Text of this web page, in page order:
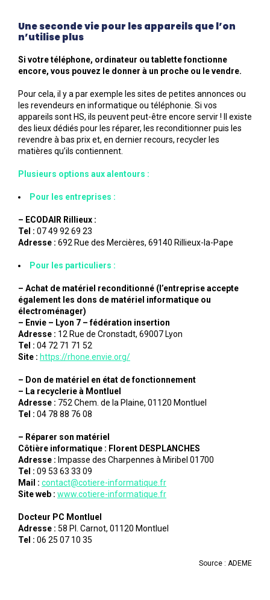
Une seconde vie pour les appareils que l’on
n’utilise plus
Si votre téléphone, ordinateur ou tablette fonctionne
encore, vous pouvez le donner à un proche ou le vendre.
Pour cela, il y a par exemple les sites de petites annonces ou
les revendeurs en informatique ou téléphonie. Si vos
appareils sont HS, ils peuvent peut-être encore servir ! Il existe
des lieux dédiés pour les réparer, les reconditionner puis les
revendre à bas prix et, en dernier recours, recycler les
matières qu’ils contiennent.
Plusieurs options aux alentours :
Pour les entreprises :
– ECODAIR Rillieux :
Tel : 07 49 92 69 23
Adresse : 692 Rue des Mercières, 69140 Rillieux-la-Pape
Pour les particuliers :
– Achat de matériel reconditionné (l’entreprise accepte
également les dons de matériel informatique ou
électroménager)
– Envie – Lyon 7 – fédération insertion
Adresse : 12 Rue de Cronstadt, 69007 Lyon
Tel : 04 72 71 71 52
Site : https://rhone.envie.org/
– Don de matériel en état de fonctionnement
– La recyclerie à Montluel
Adresse : 752 Chem. de la Plaine, 01120 Montluel
Tel : 04 78 88 76 08
– Réparer son matériel
Côtière informatique : Florent DESPLANCHES
Adresse : Impasse des Charpennes à Miribel 01700
Tel : 09 53 63 33 09
Mail : contact@cotiere-informatique.fr
Site web : www.cotiere-informatique.fr
Docteur PC Montluel
Adresse : 58 Pl. Carnot, 01120 Montluel
Tel : 06 25 07 10 35
Source : ADEME